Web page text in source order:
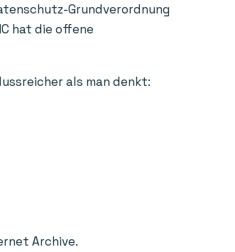
Grundverordnung
hat die offene
als man denkt:
Archive.